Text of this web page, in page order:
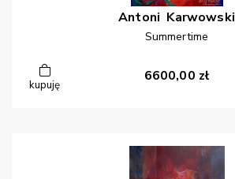
Antoni Karwowski
Summertime
kupuję
6600,00 zł